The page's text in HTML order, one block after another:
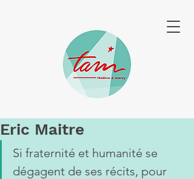
Eric Maitre
Si fraternité et humanité se
dégagent de ses récits, pour